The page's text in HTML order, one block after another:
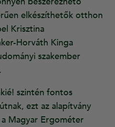
elkészíthetők otthon
Krisztina
Horváth Kinga
szakember
szintén fontos
ezt az alapítvány
Magyar Ergométer